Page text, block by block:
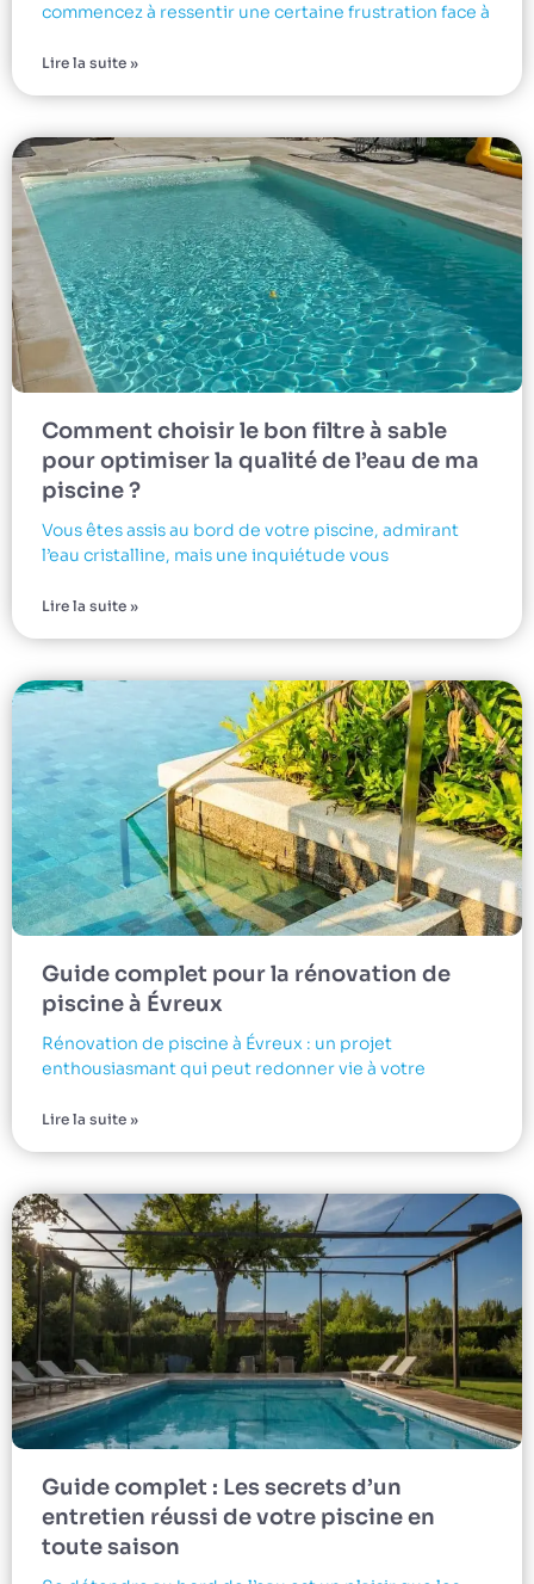
commencez à ressentir une certaine frustration face à
Lire la suite »
Comment choisir le bon filtre à sable
pour optimiser la qualité de l’eau de ma
piscine ?
Vous êtes assis au bord de votre piscine, admirant
l’eau cristalline, mais une inquiétude vous
Lire la suite »
Guide complet pour la rénovation de
piscine à Évreux
Rénovation de piscine à Évreux : un projet
enthousiasmant qui peut redonner vie à votre
Lire la suite »
Guide complet : Les secrets d’un
entretien réussi de votre piscine en
toute saison